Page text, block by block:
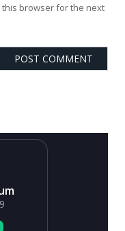
this browser for the next